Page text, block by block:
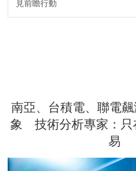
見前瞻行動
南亞、台積電、聯電
象 技術分析專家：只
易